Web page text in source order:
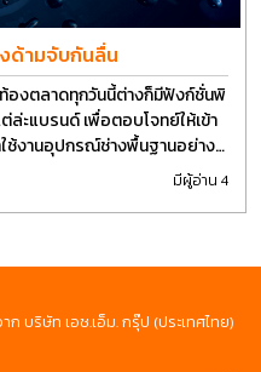
ด้ามจับกันลื่น
องตลาดทุกวันนี้ต่างก็มีฟังก์ชั่นพิ
ล่ะแบรนด์ เพื่อตอบโจทย์ให้เข้า
ช้งานอุปกรณ์ช่างพื้นฐานอย่าง
รปรับเปลี่ยนรูปแบบ
มีผู้อ่าน 4
บริษัท เอช.เอ็ม. กรุ๊ป (ประเทศไทย)